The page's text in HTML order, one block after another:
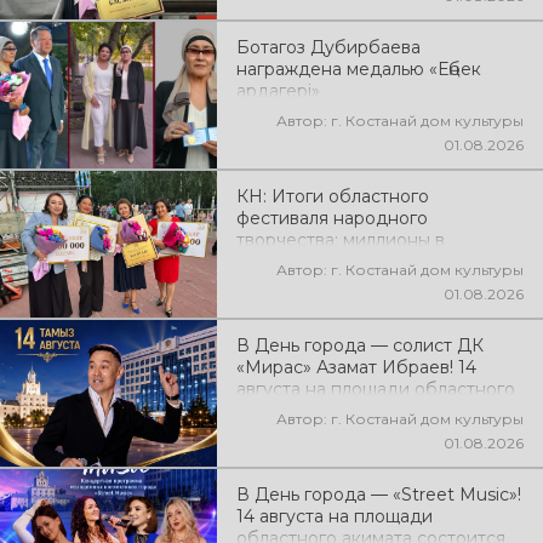
Ботагоз Дубирбаева
награждена медалью «Еңбек
ардагері»
Автор: г. Костанай дом культуры
01.08.2026
КН: Итоги областного
фестиваля народного
творчества: миллионы в
культуруАвтор: г. Костанай дом культуры
01.08.2026
В День города — солист ДК
«Мирас» Азамат Ибраев! 14
августа на площади областного
акимата состоится концертная
программа Азамата Ибраева!
Вас ждут любимые песни,
яркое выступление, мощная
энергия и праздничное
настроение!
Автор: г. Костанай дом культуры
01.08.2026
В День города — «Street Music»!
14 августа на площади
областного акимата состоится